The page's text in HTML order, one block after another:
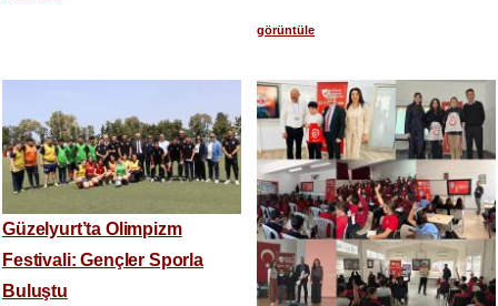
görüntüle
Güzelyurt’ta Olimpizm
Festivali: Gençler Sporla
Buluştu